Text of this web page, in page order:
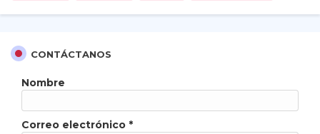
CONTÁCTANOS
Nombre
Correo electrónico *